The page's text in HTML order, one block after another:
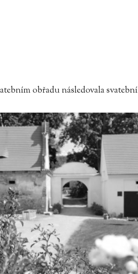
obřadu následovala svatební